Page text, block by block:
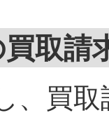
取請
、買